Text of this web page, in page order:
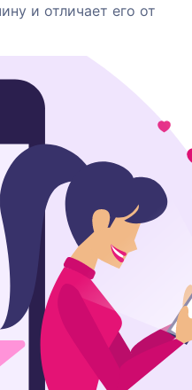
и отличает его от